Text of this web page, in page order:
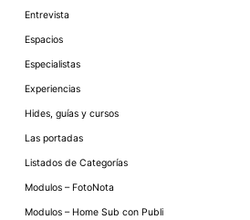
Entrevista
Espacios
Especialistas
Experiencias
Hides, guías y cursos
Las portadas
Listados de Categorías
Modulos – FotoNota
Modulos – Home Sub con Publi